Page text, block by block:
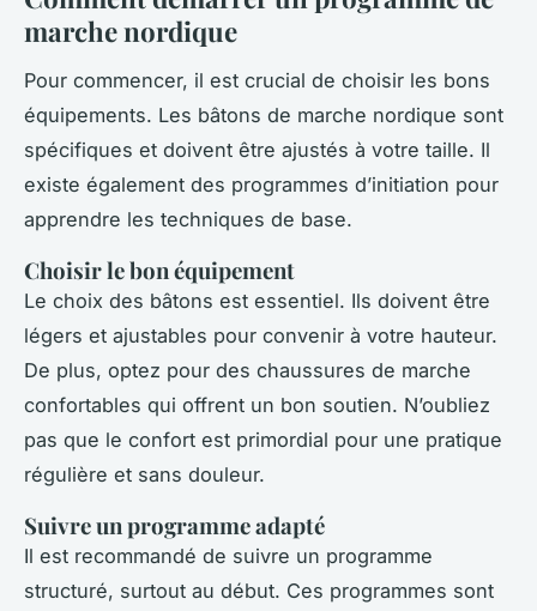
marche nordique
Pour commencer, il est crucial de choisir les bons
équipements. Les bâtons de marche nordique sont
spécifiques et doivent être ajustés à votre taille. Il
existe également des programmes d’initiation pour
apprendre les techniques de base.
Choisir le bon équipement
Le choix des bâtons est essentiel. Ils doivent être
légers et ajustables pour convenir à votre hauteur.
De plus, optez pour des chaussures de marche
confortables qui offrent un bon soutien. N’oubliez
pas que le confort est primordial pour une pratique
régulière et sans douleur.
Suivre un programme adapté
Il est recommandé de suivre un programme
structuré, surtout au début. Ces programmes sont